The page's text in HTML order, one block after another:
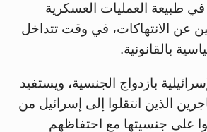
في طبيعة العمليات العسكرية
عن الانتهاكات، في وقت تتداخل
بالقانونية.
بازدواج الجنسية، ويستفيد
الذين انتقلوا إلى إسرائيل من
على جنسيتها مع احتفاظهم